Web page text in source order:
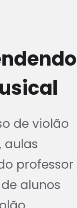
de violão
aulas
professor
alunos